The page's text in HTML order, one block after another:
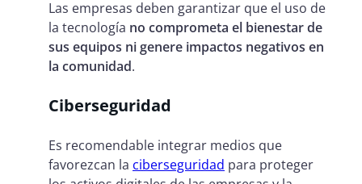
Las empresas deben garantizar que el uso de
la tecnología no comprometa el bienestar de
sus equipos ni genere impactos negativos en
la comunidad.
Ciberseguridad
Es recomendable integrar medios que
favorezcan la ciberseguridad para proteger